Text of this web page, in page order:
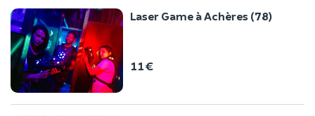
Laser Game à Achères (78)
11 €